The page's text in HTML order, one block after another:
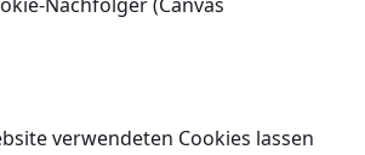
verwendeten Cookies lassen